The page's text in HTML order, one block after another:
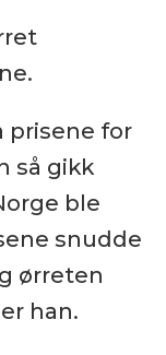
prisene for
så gikk
ble
snudde
ørreten
han.